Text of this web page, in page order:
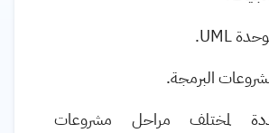
UML
.
البرمجة.
لمختلف مراحل مشروعات